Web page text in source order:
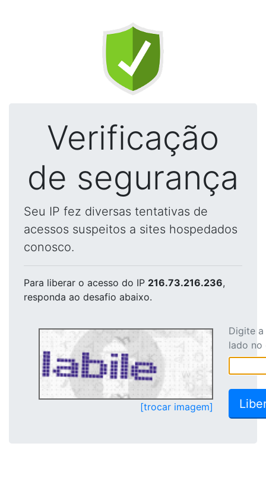
Verificação
de segurança
Seu IP fez diversas tentativas de
acessos suspeitos a sites hospedados
conosco.
Para liberar o acesso do IP 216.73.216.236,
responda ao desafio abaixo.
[trocar imagem]
Digite
lado no